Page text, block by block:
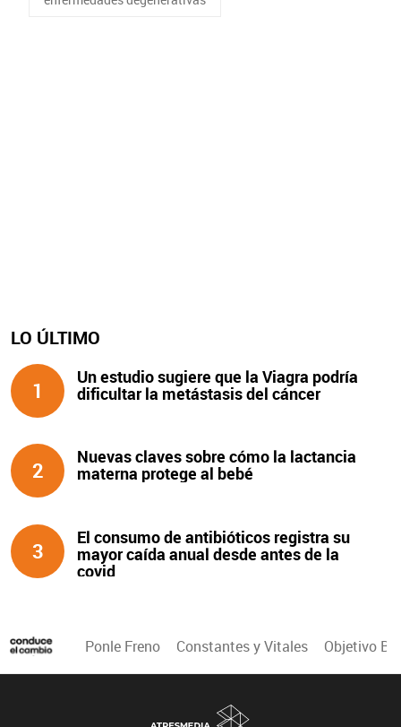
LO ÚLTIMO
1
Un estudio sugiere que la Viagra podría
dificultar la metástasis del cáncer
2
Nuevas claves sobre cómo la lactancia
materna protege al bebé
3
El consumo de antibióticos registra su
mayor caída anual desde antes de la
covid
Ponle Freno Constantes y Vitales Objetivo